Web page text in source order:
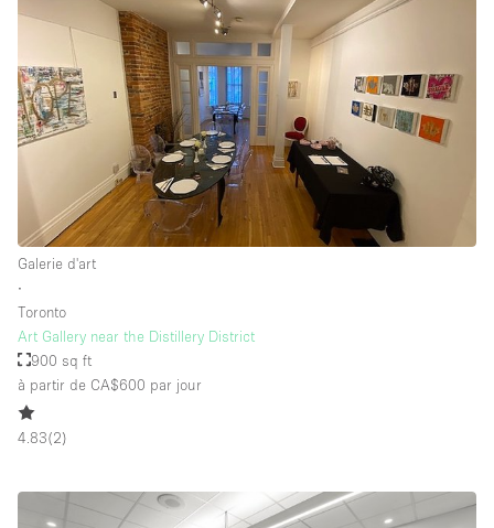
Galerie d'art
∙
Toronto
Art Gallery near the Distillery District
900 sq ft
à partir de CA$600 par jour
4.83(2)